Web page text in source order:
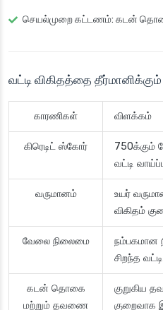
செயல்முறை கட்டணம்: கடன்
வட்டி விகிதத்தை
காரணிகள் விளக்கம்
கிரெடிட் ஸ்கோர்
750க்கும்
வட்டி
வருமானம்
உயர்
விகிதம்
வேலை நிலைமை
நம்பகமான
சிறந்த
கடன் தொகை
மற்றும் தவணை
குறுகிய
குறைவாக